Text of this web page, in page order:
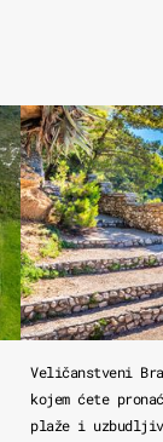
Veličanstveni
kojem ćete
plaže i